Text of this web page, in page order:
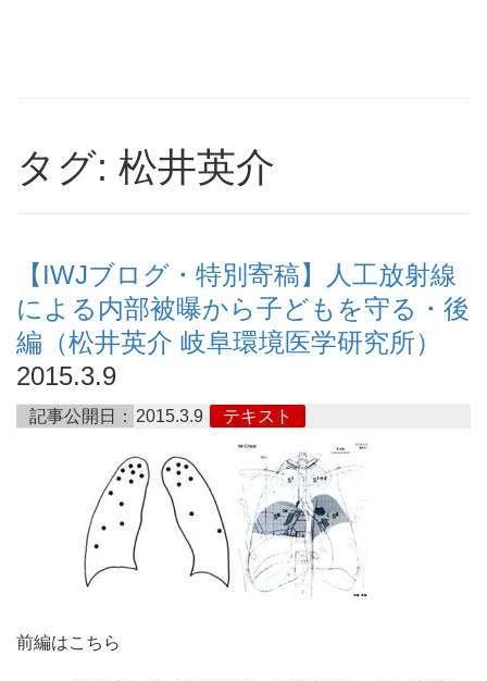
タグ: 松井英介
【IWJブログ・特別寄稿】人工放射線
による内部被曝から子どもを守る・後
編（松井英介 岐阜環境医学研究所）
2015.3.9
記事公開日： 2015.3.9 テキスト
前編はこちら